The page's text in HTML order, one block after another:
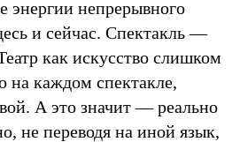
непрерывного
и сейчас. Спектакль —
как искусство слишком
на каждом спектакле,
А это значит — реально
не переводя на иной язык,